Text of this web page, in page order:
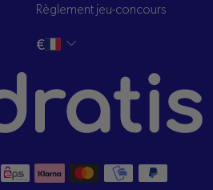
Règlement jeu-concours
Changer
€ français